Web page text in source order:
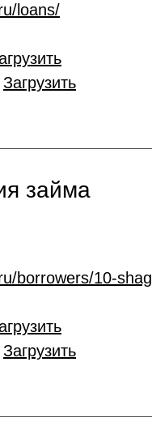
loans/
Загрузить
займа
borrowers/10-
Загрузить